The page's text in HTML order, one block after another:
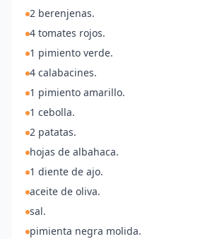
2 berenjenas.
4 tomates rojos.
1 pimiento verde.
4 calabacines.
1 pimiento amarillo.
1 cebolla.
2 patatas.
hojas de albahaca.
1 diente de ajo.
aceite de oliva.
sal.
pimienta negra molida.